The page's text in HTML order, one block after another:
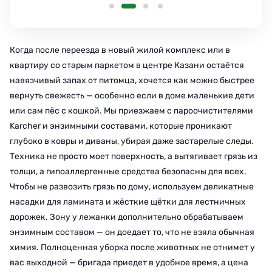
Когда после переезда в новый жилой комплекс или в
квартиру со старым паркетом в центре Казани остаётся
навязчивый запах от питомца, хочется как можно быстрее
вернуть свежесть — особенно если в доме маленькие дети
или сам пёс с кошкой. Мы приезжаем с пароочистителями
Karcher и энзимными составами, которые проникают
глубоко в ковры и диваны, убирая даже застарелые следы.
Техника не просто моет поверхность, а вытягивает грязь из
толщи, а гипоаллергенные средства безопасны для всех.
Чтобы не развозить грязь по дому, используем деликатные
насадки для ламината и жёсткие щётки для лестничных
дорожек. Зону у лежанки дополнительно обрабатываем
энзимным составом — он доедает то, что не взяла обычная
химия. Полноценная уборка после животных не отнимет у
вас выходной — бригада приедет в удобное время, а цена